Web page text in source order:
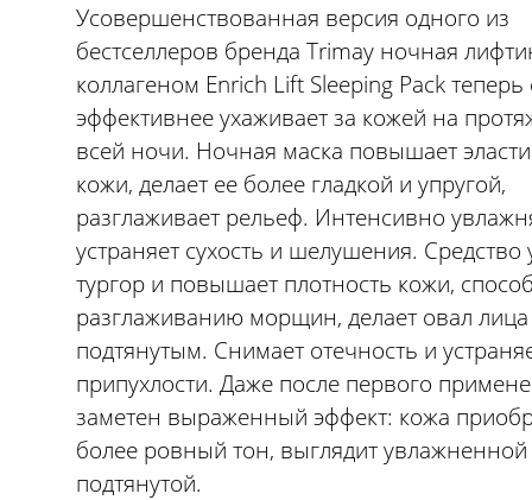
Усовершенствованная версия одного из
бестселлеров бренда Trimay ночная
коллагеном Enrich Lift Sleeping Pack
эффективнее ухаживает за кожей на
всей ночи. Ночная маска повышает
кожи, делает ее более гладкой и упругой,
разглаживает рельеф. Интенсивно
устраняет сухость и шелушения. Средство
тургор и повышает плотность кожи,
разглаживанию морщин, делает овал
подтянутым. Снимает отечность и
припухлости. Даже после первого
заметен выраженный эффект: кожа
более ровный тон, выглядит
подтянутой.